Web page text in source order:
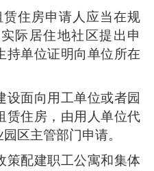
赁住房申请人应当在规
际居住地社区提出申
持单位证明向单位所在
设面向用工单位或者园
赁住房，由用人单位代
园区主管部门申请。
策配建职工公寓和集体